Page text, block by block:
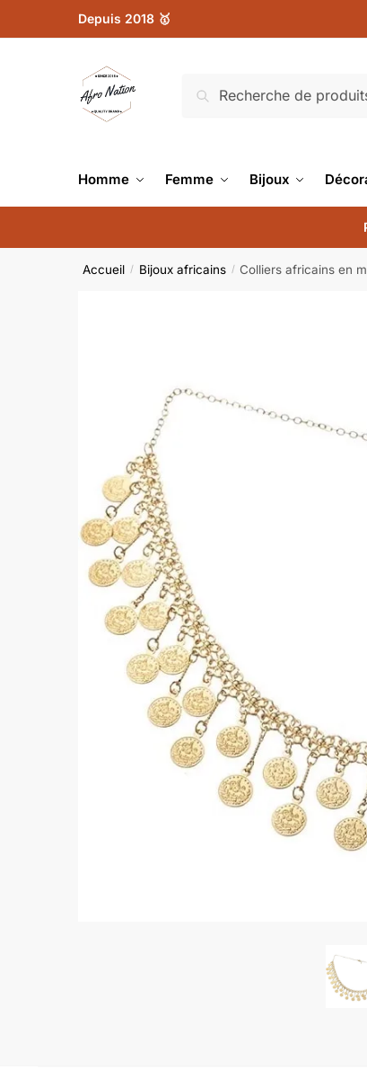
Depuis 2018 🥇
Recherche
Homme Femme Bijoux
Accueil / Bijoux africains / Colliers africains en